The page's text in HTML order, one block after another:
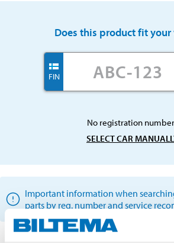
Does this product fit your
FIN
No registration
SELECT CAR
Important information when
parts by reg. number and service